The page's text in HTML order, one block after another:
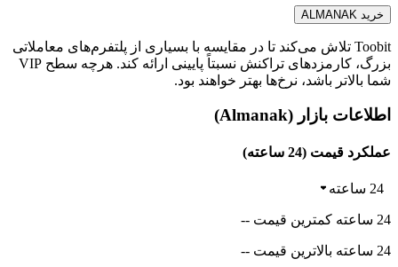
خرید ALMANAK
Toobit تلاش می‌کند تا در مقایسه با بسیاری از پلتفرم‌های معاملاتی
بزرگ، کارمزدهای تراکنش نسبتاً پایینی ارائه کند. هرچه سطح VIP
شما بالاتر باشد، نرخ‌ها بهتر خواهند بود.
اطلاعات بازار (Almanak)
عملکرد قیمت (24 ساعته)
24 ساعته
24 ساعته کمترین قیمت --
24 ساعته بالاترین قیمت --